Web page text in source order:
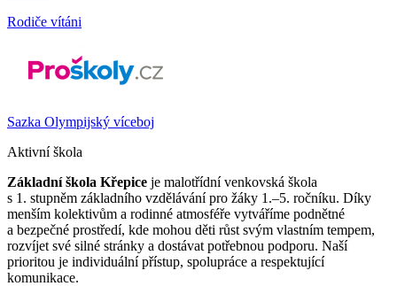
Rodiče vítáni
Sazka Olympijský víceboj
Aktivní škola
Základní škola Křepice je malotřídní venkovská škola
s 1. stupněm základního vzdělávání pro žáky 1.–5. ročníku. Díky
menším kolektivům a rodinné atmosféře vytváříme podnětné
a bezpečné prostředí, kde mohou děti růst svým vlastním tempem,
rozvíjet své silné stránky a dostávat potřebnou podporu. Naší
prioritou je individuální přístup, spolupráce a respektující
komunikace.